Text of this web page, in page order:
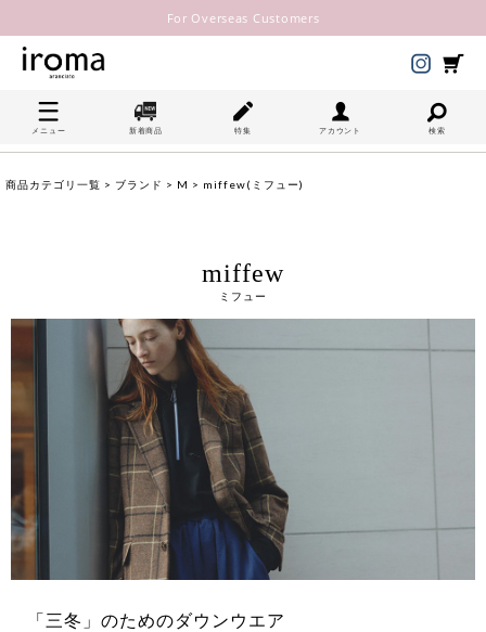
For Overseas Customers
メニュー 新着商品 特集 アカウント 検索
商品カテゴリ一覧 > ブランド > M > miffew(ミフュー)
miffew
ミフュー
「三冬」のためのダウンウエア